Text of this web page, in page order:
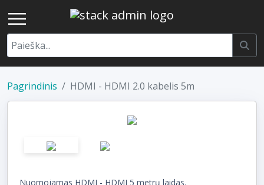
Pagrindinis HDMI - HDMI 2.0 kabelis 5m
Nuomojamas HDMI - HDMI 5 metrų laidas.